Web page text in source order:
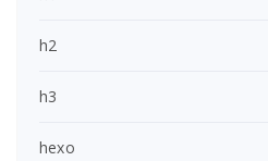
h2
h3
hexo